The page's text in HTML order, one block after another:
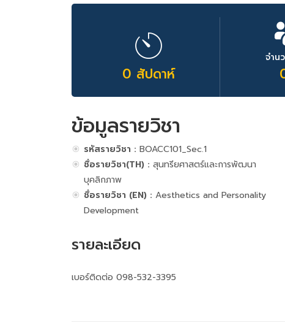
0 สัปดาห์
จำน
ข้อมูลรายวิชา
รหัสรายวิชา : BOACC101_Sec.1
ชื่อรายวิชา(TH) : สุนทรียศาสตร์และการพัฒนา
บุคลิกภาพ
ชื่อรายวิชา (EN) : Aesthetics and Personality
Development
รายละเอียด
เบอร์ติดต่อ 098-532-3395